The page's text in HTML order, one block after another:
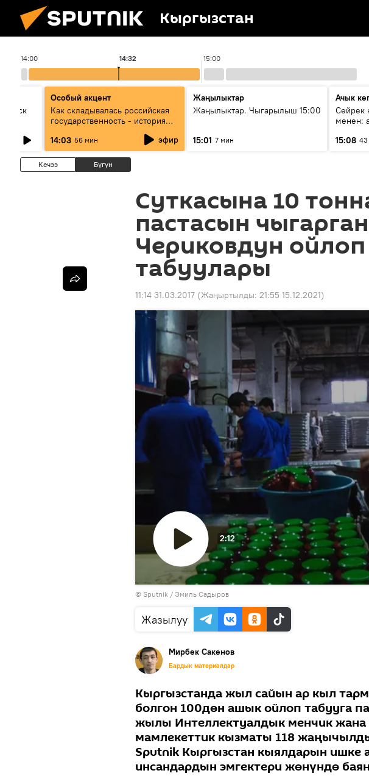
Кыргызстан
14:00 15:00
14:32
Особый акцент
Как складывалась российская
государственность - история
России и геополитика Евразии
глазами аналитиков
14:03 56 мин эфир
Жаңылыктар
Жаңылыктар. Чыгарылыш 15:00
15:01 7 мин
Ачык
Сейрек
менен:
15:08
Кечээ Бүгүн
Суткасына 10
пастасын
Чериковдун ойлоп
табуулары
11:14 31.03.2017 (Жаңыртылды: 21:55 15.12.2021)
Видеону
көрсөтүү
2:12
© Sputnik / Эмиль Садыров
Жазылуу
Мирбек Сакенов
Бардык материалдар
Кыргызстанда жыл сайын ар кыл
болгон 100дөн ашык ойлоп табууга
жылы Интеллектуалдык менчик жана
мамлекеттик кызматы 118
Sputnik Кыргызстан кыялдарын ишке
инсандардын эмгектери жөнүндө